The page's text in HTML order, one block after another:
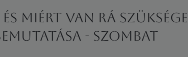
miért van rá
- Szombat